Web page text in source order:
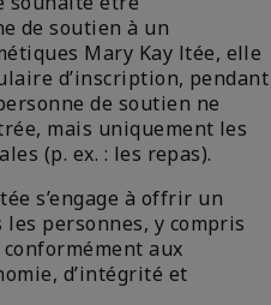
de soutien à un
Mary Kay ltée, elle
d’inscription, pendant
de soutien ne
mais uniquement les
(p. ex. : les repas).
s’engage à offrir un
les personnes, y compris
aux
d’intégrité et